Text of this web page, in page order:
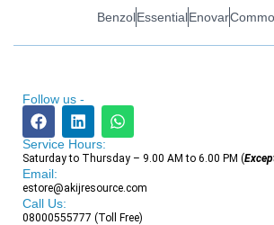
BenzolEssentialEnovar
Follow us -
Service Hours:
Saturday to Thursday – 9.00 AM to 6.00 PM (
Email:
estore@akijresource.com
Call Us:
08000555777 (Toll Free)